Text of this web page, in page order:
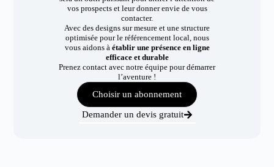
vos prospects et leur donner envie de vous
contacter.
Avec des designs sur mesure et une structure
optimisée pour le référencement local, nous
vous aidons à établir une présence en ligne
efficace et durable
Prenez contact avec notre équipe pour démarrer
l’aventure !
Choisir un abonnement
Demander un devis gratuit